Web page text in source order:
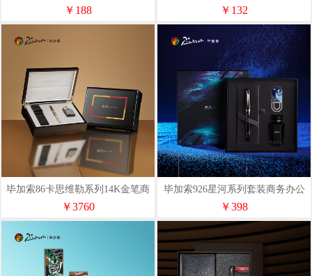
生钢笔礼盒套装
￥188
马年套装办公新年礼物
￥132
毕加索86卡思维勒系列14K金笔商
务办公男女企业礼品墨水笔
￥3760
毕加索926星河系列套装商务办公
礼品男女礼物文具
￥398